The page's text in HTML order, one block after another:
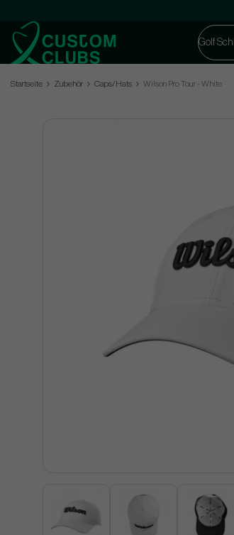
Golf
Startseite Zubehör Caps/Hats Wilson Pro Tour - White